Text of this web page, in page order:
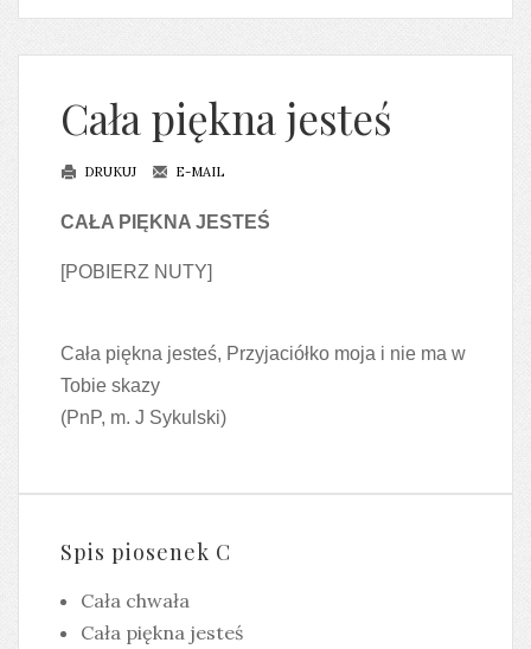
Cała piękna jesteś
DRUKUJ E-MAIL
CAŁA PIĘKNA JESTEŚ
[POBIERZ NUTY]
Cała piękna jesteś, Przyjaciółko moja i nie ma w
Tobie skazy
(PnP, m. J Sykulski)
Spis piosenek C
Cała chwała
Cała piękna jesteś